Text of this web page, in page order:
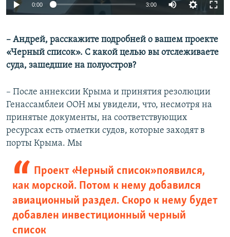
0:00 3:00
– Андрей, расскажите подробней о вашем проекте
«Черный список». С какой целью вы отслеживаете
суда, зашедшие на полуостров?
– После аннексии Крыма и принятия резолюции
Генассамблеи ООН мы увидели, что, несмотря на
принятые документы, на соответствующих
ресурсах есть отметки судов, которые заходят в
порты Крыма. Мы
Проект «Черный список» появился,
как морской. Потом к нему добавился
авиационный раздел. Скоро к нему будет
добавлен инвестиционный черный
список